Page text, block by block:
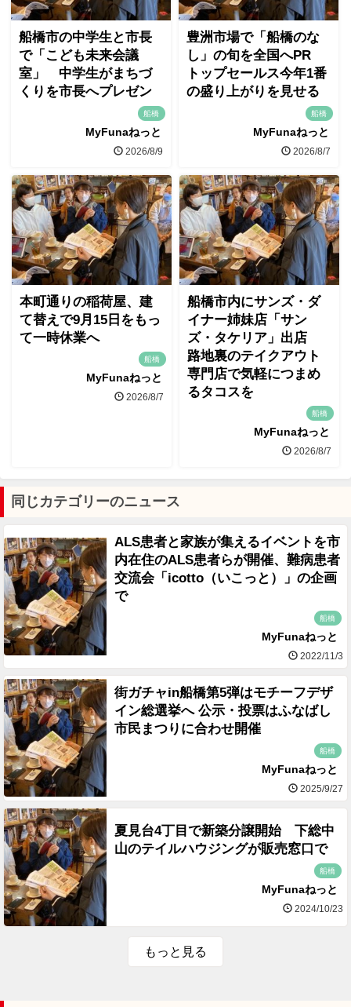
船橋市の中学生と市長
で「こども未来会議
室」 中学生がまちづ
くりを市長へプレゼン
船橋
MyFunaねっと
2026/8/9
豊洲市場で「船橋のな
し」の旬を全国へPR
トップセールス今年1番
の盛り上がりを見せる
船橋
MyFunaねっと
2026/8/7
本町通りの稲荷屋、建
て替えで9月15日をもっ
て一時休業へ
船橋
MyFunaねっと
2026/8/7
船橋市内にサンズ・ダ
イナー姉妹店「サン
ズ・タケリア」出店
路地裏のテイクアウト
専門店で気軽につまめ
るタコスを
船橋
MyFunaねっと
2026/8/7
同じカテゴリーのニュース
ALS患者と家族が集えるイベントを市
内在住のALS患者らが開催、難病患者
交流会「icotto（いこっと）」の企画
で
船橋
MyFunaねっと
2022/11/3
街ガチャin船橋第5弾はモチーフデザ
イン総選挙へ 公示・投票はふなばし
市民まつりに合わせ開催
船橋
MyFunaねっと
2025/9/27
夏見台4丁目で新築分譲開始 下総中
山のテイルハウジングが販売窓口で
船橋
MyFunaねっと
2024/10/23
もっと見る